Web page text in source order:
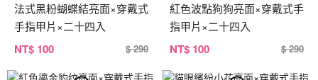
法式黑粉蝴蝶結亮面×穿戴式
手指甲片×二十四入
NT$ 100 $ 290
紅色波點狗狗亮面×穿戴式手
指甲片×二十四入
NT$ 100 $ 290